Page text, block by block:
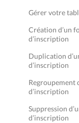
Gérer votre
Création d’un
d’inscription
Duplication
d’inscription
Regroupement
d’inscription
Suppression
d’inscription